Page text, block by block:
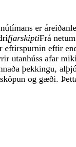
er
fjarskiptiFrá
eftirspurnin eftir
utanhúss afar
þekkingu,
og gæði.